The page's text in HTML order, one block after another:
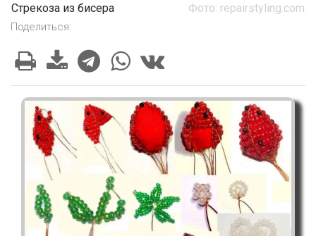
Стрекоза из бисера Фото: repairstyling.com
Поделиться: